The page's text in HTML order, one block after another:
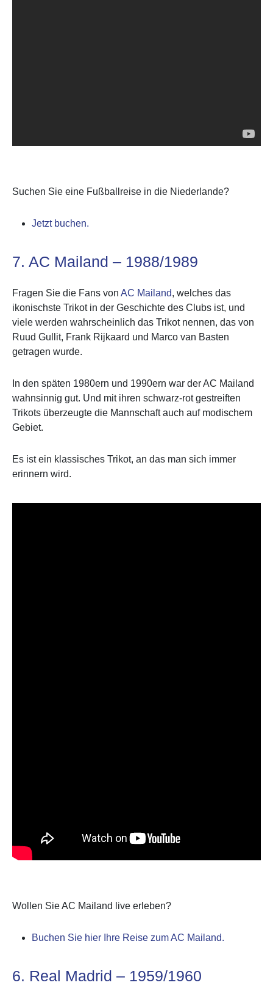
Suchen Sie eine Fußballreise in die Niederlande?
Jetzt buchen.
7. AC Mailand – 1988/1989
Fragen Sie die Fans von AC Mailand, welches das
ikonischste Trikot in der Geschichte des Clubs ist, und
viele werden wahrscheinlich das Trikot nennen, das von
Ruud Gullit, Frank Rijkaard und Marco van Basten
getragen wurde.
In den späten 1980ern und 1990ern war der AC Mailand
wahnsinnig gut. Und mit ihren schwarz-rot gestreiften
Trikots überzeugte die Mannschaft auch auf modischem
Gebiet.
Es ist ein klassisches Trikot, an das man sich immer
erinnern wird.
Wollen Sie AC Mailand live erleben?
Buchen Sie hier Ihre Reise zum AC Mailand.
6. Real Madrid – 1959/1960